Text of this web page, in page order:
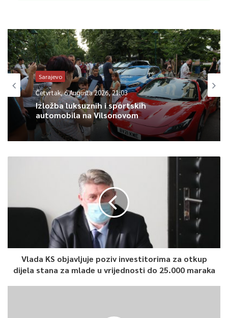
gledatelja na mjestima u glavnom gradu i tri okolne
prefekture, dok je Tokio u ponedjeljak ušao u četvrto vanredno
stanje, nakon novog rasta broja slučajeva zaraze COVID-19.
Olimpijski događaji održavat će se iza zatvorenih vrata za
publiku u Tokiju, Chibi, Kanagawi i Saitami.
0
Article Rating
Sarajevo
Četvrtak, 6 Augusta 2026, 21:03
Izložba luksuznih i sportskih
automobila na Vilsonovom
Vlada KS objavljuje poziv investitorima za otkup
dijela stana za mlade u vrijednosti do 25.000 maraka